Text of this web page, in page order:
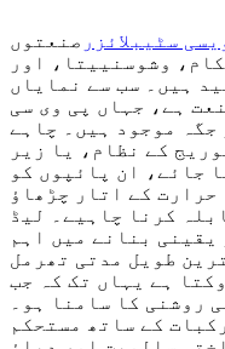
سٹیبلائزر صنعتوں
وشوسنییتا، اور
ہیں۔ سب سے نمایاں
ہے، جہاں پی وی سی
جگہ موجود ہیں۔ چاہے
کے نظام، یا زیر
جائے، ان پائپوں کو
کے اتار چڑھاؤ
کرنا چاہیے۔ لیڈ
یقینی بنانے میں اہم
طویل مدتی تھرمل
ہے یہاں تک کہ جب
روشنی کا سامنا ہو۔
کے ساتھ مستحکم